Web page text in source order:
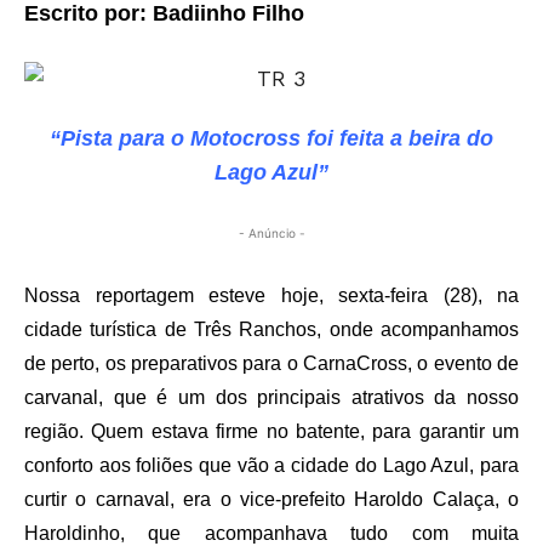
Escrito por: Badiinho Filho
“Pista para o Motocross foi feita a beira do
Lago Azul”
- Anúncio -
Nossa reportagem esteve hoje, sexta-feira (28), na
cidade turística de Três Ranchos, onde acompanhamos
de perto, os preparativos para o CarnaCross, o evento de
carvanal, que é um dos principais atrativos da nosso
região. Quem estava firme no batente, para garantir um
conforto aos foliões que vão a cidade do Lago Azul, para
curtir o carnaval, era o vice-prefeito Haroldo Calaça, o
Haroldinho, que acompanhava tudo com muita